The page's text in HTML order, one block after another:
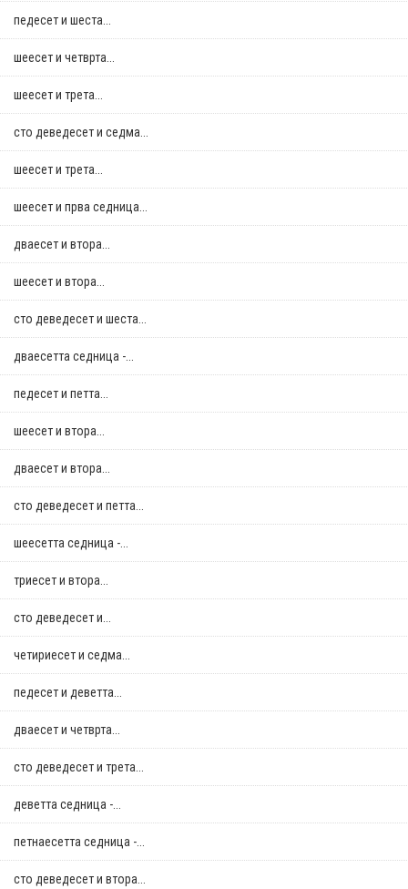
педесет и шеста...
шеесет и четврта...
шеесет и трета...
сто деведесет и седма...
шеесет и трета...
шеесет и прва седница...
дваесет и втора...
шеесет и втора...
сто деведесет и шеста...
дваесетта седница -...
педесет и петта...
шеесет и втора...
дваесет и втора...
сто деведесет и петта...
шеесетта седница -...
триесет и втора...
сто деведесет и...
четириесет и седма...
педесет и деветта...
дваесет и четврта...
сто деведесет и трета...
деветта седница -...
петнаесетта седница -...
сто деведесет и втора...